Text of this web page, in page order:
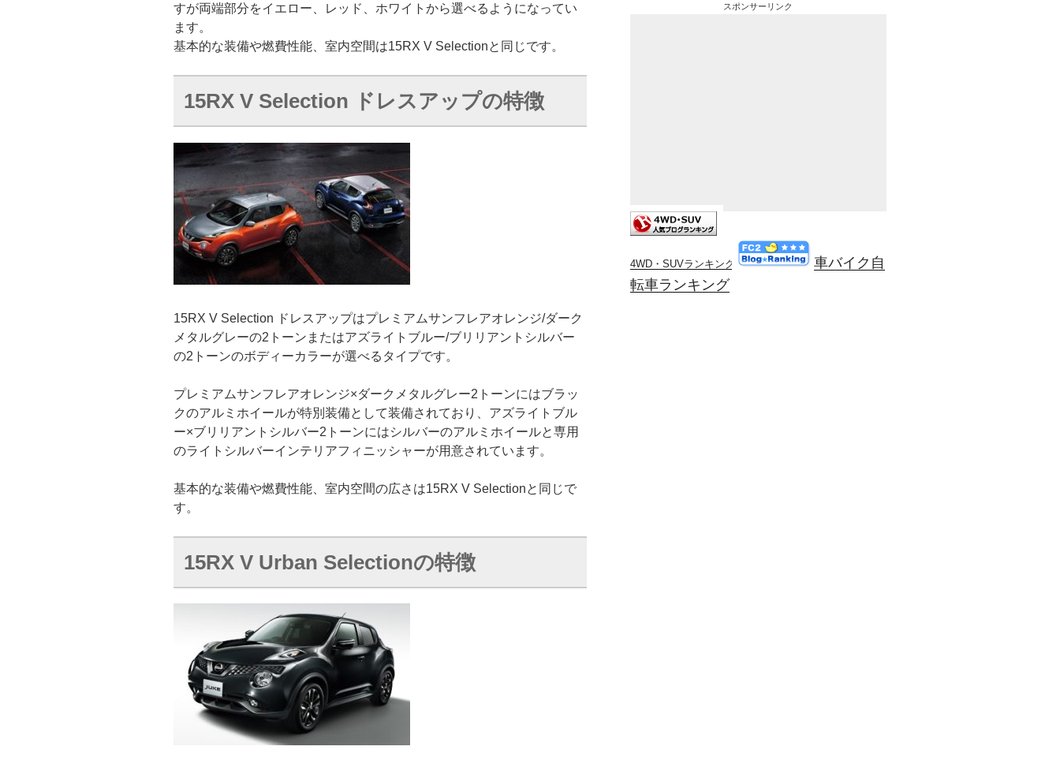
すが両端部分をイエロー、レッド、ホワイトから選べるようになってい
ます。
基本的な装備や燃費性能、室内空間は15RX V Selectionと同じです。
15RX V Selection ドレスアップの特徴
15RX V Selection ドレスアップはプレミアムサンフレアオレンジ/ダーク
メタルグレーの2トーンまたはアズライトブルー/ブリリアントシルバー
の2トーンのボディーカラーが選べるタイプです。
プレミアムサンフレアオレンジ×ダークメタルグレー2トーンにはブラッ
クのアルミホイールが特別装備として装備されており、アズライトブル
ー×ブリリアントシルバー2トーンにはシルバーのアルミホイールと専用
のライトシルバーインテリアフィニッシャーが用意されています。
基本的な装備や燃費性能、室内空間の広さは15RX V Selectionと同じで
す。
15RX V Urban Selectionの特徴
スポンサーリンク
4WD・SUVランキング
車バイク自
転車ランキング